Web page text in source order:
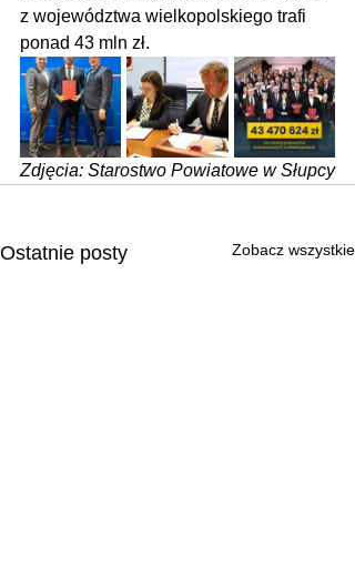
z województwa wielkopolskiego trafi
ponad 43 mln zł.
Zdjęcia: Starostwo Powiatowe w Słupcy
Ostatnie posty Zobacz wszystkie